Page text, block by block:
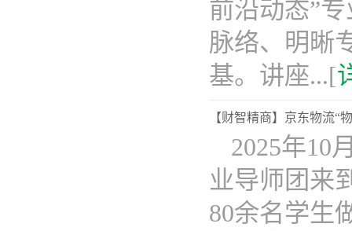
前沿动态”
脉络、明晰
基。讲座...[
【财智精商】京东物流“
2025年10
业导师团来
80余名学生